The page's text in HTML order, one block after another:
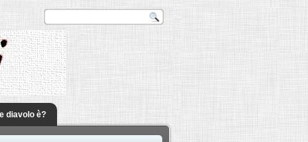
diavolo è?